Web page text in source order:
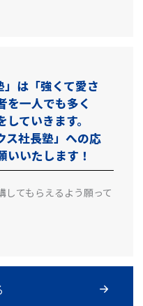
」は「強くて愛さ
を一人でも多く
ていきます。
ス社長塾」への応
いいたします！
してもらえるよう願って